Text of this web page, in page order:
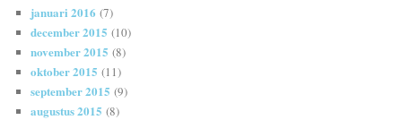
januari 2016 (7)
december 2015 (10)
november 2015 (8)
oktober 2015 (11)
september 2015 (9)
augustus 2015 (8)